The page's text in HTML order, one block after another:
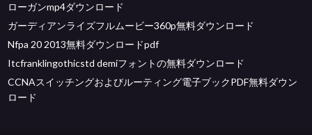
ローガンmp4ダウンロード
ガーディアンライズフルムービー360p無料ダウンロード
Nfpa 20 2013無料ダウンロードpdf
Itcfranklingothicstd demiフォントの無料ダウンロード
CCNAスイッチングおよびルーティング電子ブックPDF無料ダウン
ロード